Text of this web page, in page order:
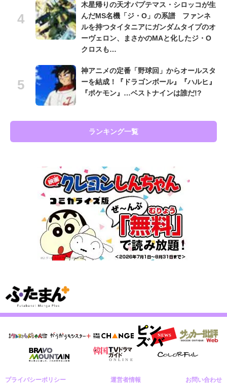
木星帰りの天才パプテマス・シロッコが生
んだMS名機「ジ・O」の系譜 ファンネ
ルを持つタイタニアにガンダムタイプのオ
ーヴェロン、まさかのMAと化したジ・O
クロスも…
神アニメの定番「野球回」からオールスタ
ーを結成！『ドラゴンボール』『ハルヒ』
『ポケモン』…ベストナインは誰だ!?
ランキング一覧
プライバシーポリシー 運営者情報 お問い合わせ